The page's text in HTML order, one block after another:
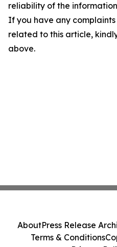
reliability of the
If you have any
related to this article,
above.
AboutPress Release
Terms & Conditions